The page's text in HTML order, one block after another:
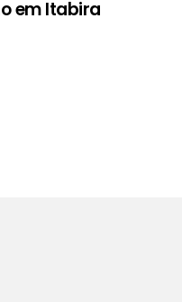
em Itabira